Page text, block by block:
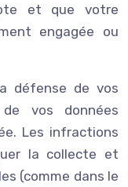
et que votre
engagée ou
défense de vos
vos données
Les infractions
la collecte et
(comme dans le